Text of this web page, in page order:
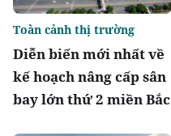
Diễn biến mới nhất về
kế hoạch nâng cấp sân
bay lớn thứ 2 miền Bắc
Toàn cảnh thị trường